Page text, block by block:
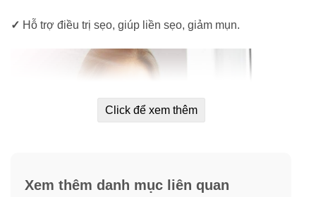
✓ Hỗ trợ điều trị sẹo, giúp liền sẹo, giảm mụn.
Click để xem thêm
Xem thêm danh mục liên quan